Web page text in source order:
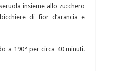
insieme allo zucchero
di fior d’arancia e
a 190° per circa 40 minuti.